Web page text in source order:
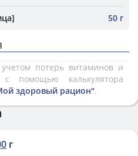
50 г
потерь витаминов и
помощью калькулятора
здоровый рацион".
г